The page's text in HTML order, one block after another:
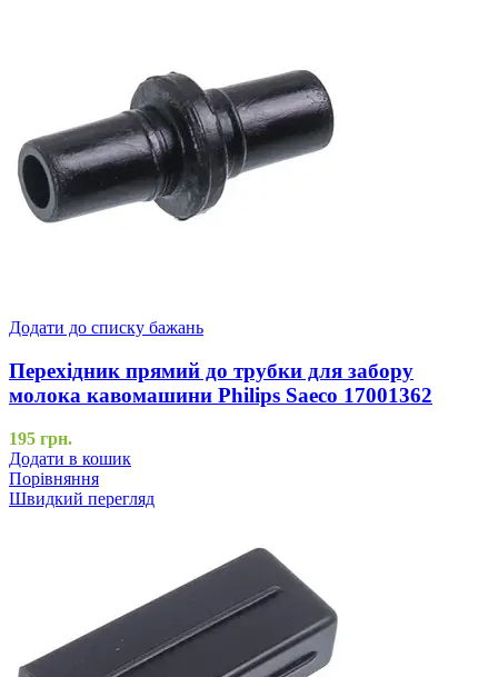
Додати до списку бажань
Перехідник прямий до трубки для забору
молока кавомашини Philips Saeco 17001362
195 грн.
Додати в кошик
Порівняння
Швидкий перегляд